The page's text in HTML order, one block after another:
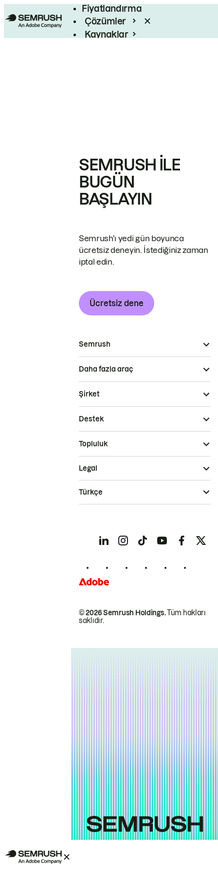
Fiyatlandırma
Çözümler
Kaynaklar
SEMRUSH ILE
BUGÜN
BAŞLAYIN
Semrush'ı yedi gün boyunca
ücretsiz deneyin. İstediğiniz zaman
iptal edin.
Ücretsiz dene
Semrush
Daha fazla araç
Şirket
Destek
Topluluk
© 2026 Semrush Holdings.Tüm hakları
saklıdır.
Legal
Türkçe